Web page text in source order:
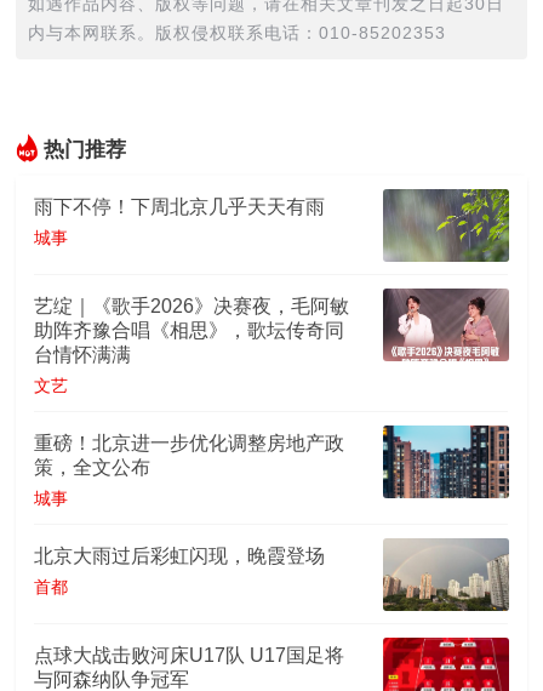
内与本网联系。版权侵权联系电话：010-85202353
热门推荐
雨下不停！下周北京几乎天天有雨
城事
艺绽｜《歌手2026》决赛夜，毛阿敏
助阵齐豫合唱《相思》，歌坛传奇同
台情怀满满
文艺
重磅！北京进一步优化调整房地产政
策，全文公布
城事
北京大雨过后彩虹闪现，晚霞登场
首都
点球大战击败河床U17队 U17国足将
与阿森纳队争冠军